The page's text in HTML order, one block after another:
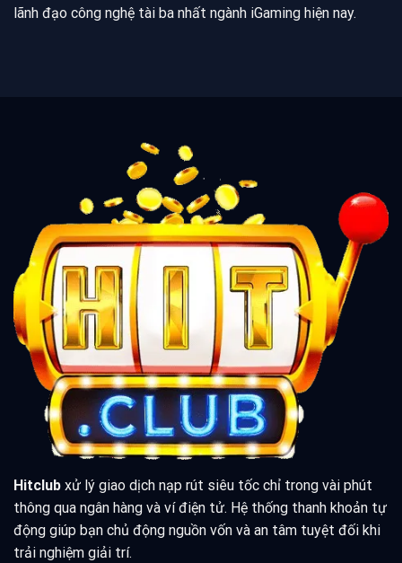
lãnh đạo công nghệ tài ba nhất ngành iGaming hiện nay.
Hitclub xử lý giao dịch nạp rút siêu tốc chỉ trong vài phút
thông qua ngân hàng và ví điện tử. Hệ thống thanh khoản tự
động giúp bạn chủ động nguồn vốn và an tâm tuyệt đối khi
trải nghiệm giải trí.